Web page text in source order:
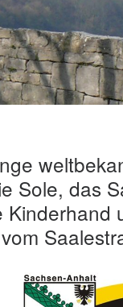
Sole, das
Kinderhand